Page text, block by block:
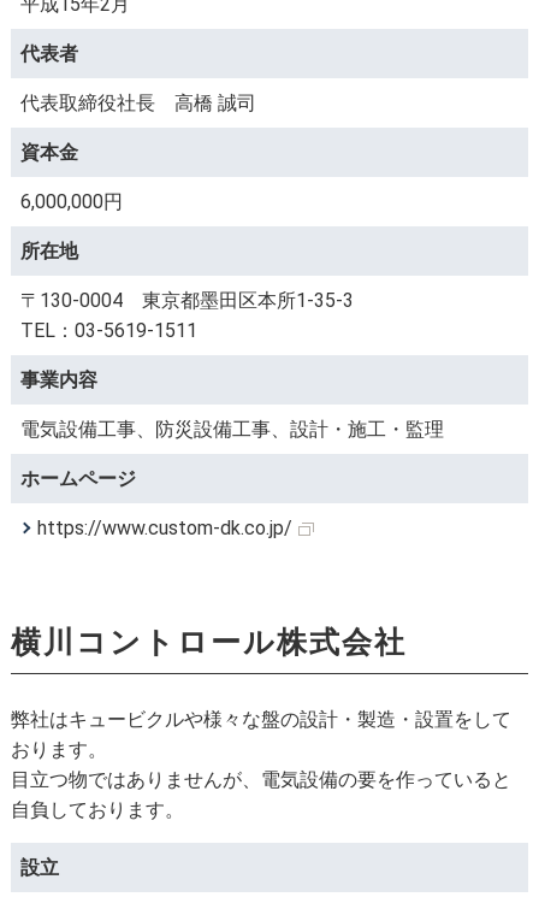
代表者
代表取締役社長 高橋 誠司
資本金
6,000,000円
所在地
〒130-0004 東京都墨田区本所1-35-3
TEL：03-5619-1511
事業内容
電気設備工事、防災設備工事、設計・施工・監理
ホームページ
https://www.custom-dk.co.jp/
横川コントロール株式会社
弊社はキュービクルや様々な盤の設計・製造・設置をして
おります。
目立つ物ではありませんが、電気設備の要を作っていると
自負しております。
設立